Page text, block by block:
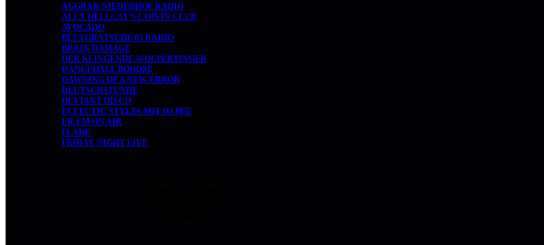
AGGRAR NIEDERHOF RADIO
ALEX HELLCAT’S COFFIN CLUB
AVOCADO
BLUTGRÄTSCHE 05 RADIO
BRAIN DAMAGE
DER KLINGENDE WOLPERTINGER
DANCEHALL BOOOM!
DAWNING OF A NEW ERROR
DEUTSCHSTUNDE
DEVIANT DISCO
ECLECTIC STYLES MIT DJ PEE
ER-EM ON AIR
FLAKE
FRIDAY NIGHT LIVE